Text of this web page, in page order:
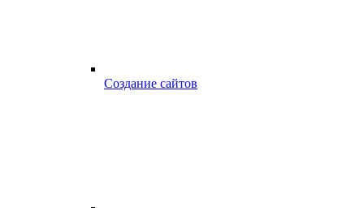
Создание сайтов